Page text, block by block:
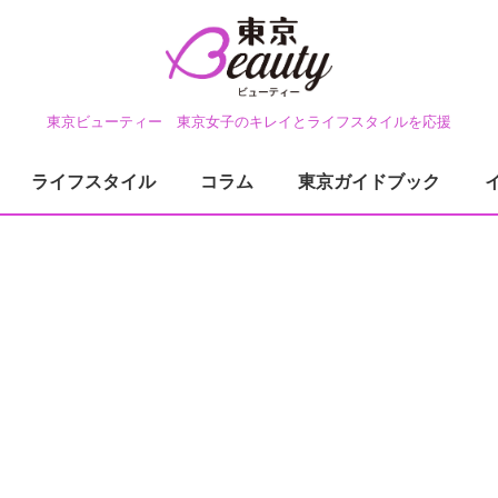
東京ビューティー 東京女子のキレイとライフスタイルを応援
ライフスタイル コラム 東京ガイドブック